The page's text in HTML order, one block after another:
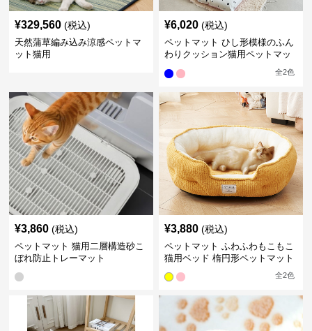
¥329,560 (税込)
天然蒲草編み込み涼感ペットマ
ット猫用
¥6,020 (税込)
ペットマット ひし形模様のふん
わりクッション猫用ペットマッ
全2色
¥3,860 (税込)
ペットマット 猫用二層構造砂こ
ぼれ防止トレーマット
¥3,880 (税込)
ペットマット ふわふわもこもこ
猫用ベッド 楕円形ペットマット
全2色